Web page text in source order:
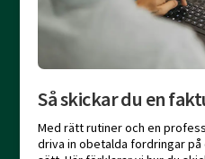
Så skickar du en
Med rätt rutiner och en
driva in obetalda fordringar